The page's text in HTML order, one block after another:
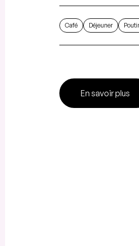
Café Déjeuner
En savoir plus